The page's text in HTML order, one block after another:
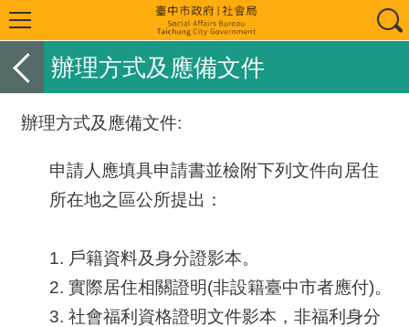
辦理方式及應備文件
辦理方式及應備文件:
申請人應填具申請書並檢附下列文件向居住
所在地之區公所提出：
1. 戶籍資料及身分證影本。
2. 實際居住相關證明(非設籍臺中市者應付)。
3. 社會福利資格證明文件影本，非福利身分